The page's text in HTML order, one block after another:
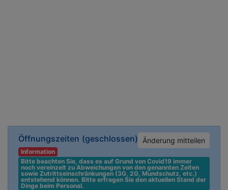
Öffnungszeiten (geschlossen) Änderung mitteilen
Information
Bitte beachten Sie, dass es auf Grund von Covid19 immer
noch vereinzelt zu Abweichungen von den genannten Zeiten
sowie Zutrittseinschränkungen (3G, 2G, Mundschutz, etc.)
entstehend können. Bitte erfragen Sie den aktuellen Stand der
Dinge beim Personal.